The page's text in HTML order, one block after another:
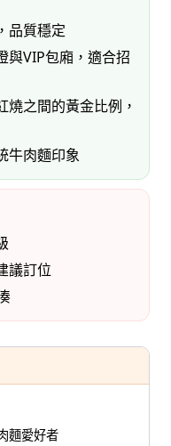
品質穩定
與VIP包廂，適合招
之間的黃金比例，
牛肉麵印象
議訂位
麵愛好者